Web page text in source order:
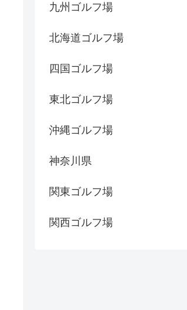
九州ゴルフ場
北海道ゴルフ場
四国ゴルフ場
東北ゴルフ場
沖縄ゴルフ場
神奈川県
関東ゴルフ場
関西ゴルフ場